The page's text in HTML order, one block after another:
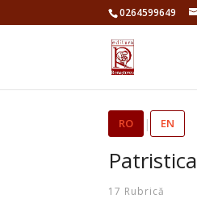
0264599649
RO | EN
Patristica
17 Rubrică